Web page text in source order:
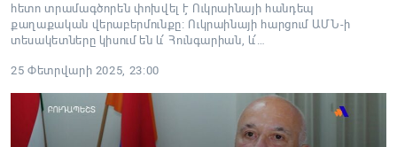
հետո տրամագծորեն փոխվել է Ուկրաինայի հանդեպ
քաղաքական վերաբերմունքը։ Ուկրաինայի հարցում ԱՄՆ-ի
տեսակետները կիսում են և՛ Հունգարիան, և՛…
25 Փետրվարի 2025, 23:00